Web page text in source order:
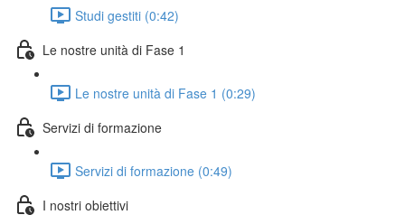
Studi gestiti (0:42)
Le nostre unità di Fase 1
Le nostre unità di Fase 1 (0:29)
Servizi di formazione
Servizi di formazione (0:49)
I nostri obiettivi